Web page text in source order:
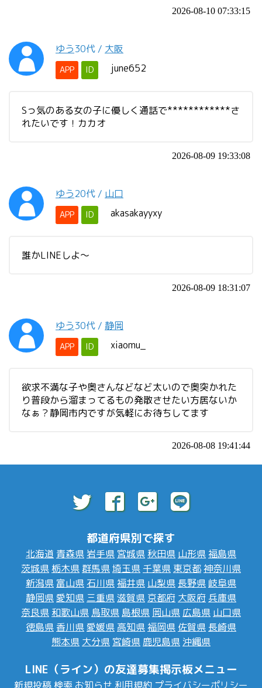
2026-08-10 07:33:15
ゆう30代 / 大阪
APP ID june652
Sっ気のある女の子に優しく通話で************さ
れたいです！カカオ
2026-08-09 19:33:08
ゆう20代 / 山口
APP ID akasakayyxy
誰かLINEしよ〜
2026-08-09 18:31:07
ゆう30代 / 静岡
APP ID xiaomu_
欲求不満な子や奥さんなどなど太いので奥突かれた
り普段から溜まってるもの発散させたい方居ないか
なぁ？静岡市内ですが気軽にお待ちしてます
2026-08-08 19:41:44
都道府県別で探す
北海道 青森県 岩手県 宮城県 秋田県 山形県福島県
茨城県 栃木県群馬県埼玉県 千葉県 東京都神奈川県
新潟県 富山県 石川県福井県 山梨県 長野県 岐阜県
静岡県愛知県 三重県滋賀県 京都府 大阪府 兵庫県
奈良県 和歌山県 鳥取県 島根県 岡山県 広島県 山口県
徳島県 香川県愛媛県 高知県福岡県 佐賀県 長崎県
熊本県 大分県 宮崎県 鹿児島県 沖縄県
LINE（ライン）の友達募集掲示板メニュー
新規投稿 検索 お知らせ 利用規約 プライバシーポリシー